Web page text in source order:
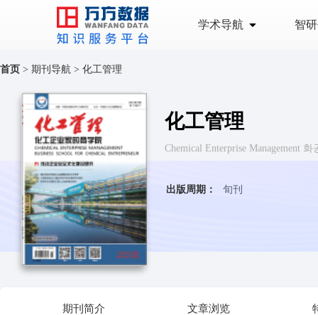
学术导航 智
首页 > 期刊导航 > 化工管理
化工管理
Chemical Enterprise Management 화
出版周期： 旬刊
期刊简介 文章浏览